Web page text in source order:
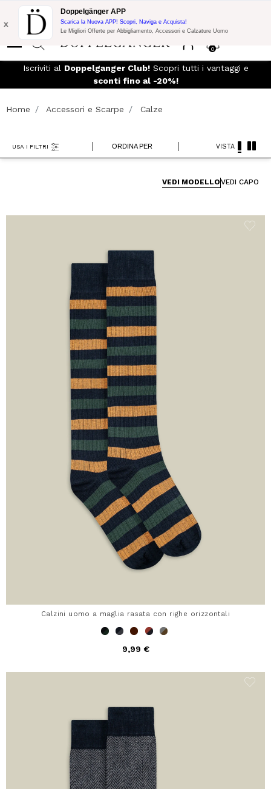
Promo Flash:
10% di Extra Sconto su 300€ di Acquisto con codice:
DOPPEL300
0
x
Doppelgänger APP
Scarica la Nuova APP! Scopri, Naviga e Acquista!
Le Migliori Offerte per Abbigliamento, Accessori e Calzature Uomo
Iscriviti al Doppelganger Club!Scopri tutti i vantaggi e
sconti fino al -20%!
Home Accessori e Scarpe Calze
ORDINA PER
USA I FILTRI VISTA
VEDI MODELLOVEDI CAPO
Calzini uomo a maglia rasata con righe orizzontali
9,99 €